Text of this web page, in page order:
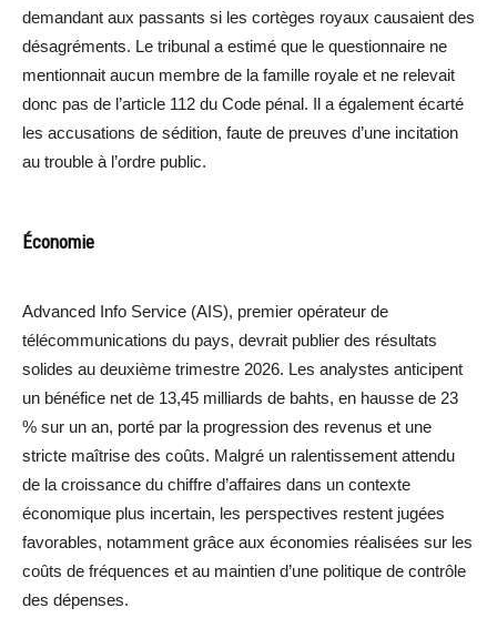
demandant aux passants si les cortèges royaux causaient des
désagréments. Le tribunal a estimé que le questionnaire ne
mentionnait aucun membre de la famille royale et ne relevait
donc pas de l’article 112 du Code pénal. Il a également écarté
les accusations de sédition, faute de preuves d’une incitation
au trouble à l’ordre public.
Économie
Advanced Info Service (AIS), premier opérateur de
télécommunications du pays, devrait publier des résultats
solides au deuxième trimestre 2026. Les analystes anticipent
un bénéfice net de 13,45 milliards de bahts, en hausse de 23
% sur un an, porté par la progression des revenus et une
stricte maîtrise des coûts. Malgré un ralentissement attendu
de la croissance du chiffre d’affaires dans un contexte
économique plus incertain, les perspectives restent jugées
favorables, notamment grâce aux économies réalisées sur les
coûts de fréquences et au maintien d’une politique de contrôle
des dépenses.